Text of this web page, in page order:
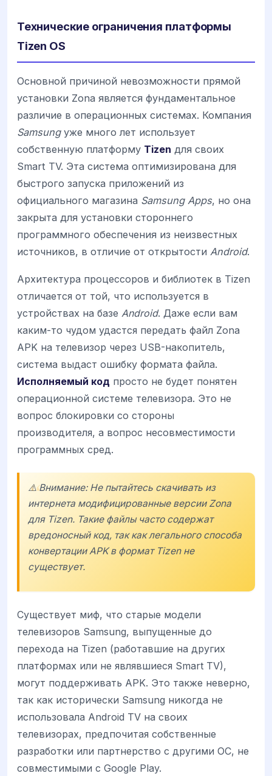
Технические ограничения платформы
Tizen OS
Основной причиной невозможности прямой
установки Zona является фундаментальное
различие в операционных системах. Компания
Samsungуже много лет использует
собственную платформу Tizen для своих
Smart TV. Эта система оптимизирована для
быстрого запуска приложений из
официального магазина Samsung Apps, но она
закрыта для установки стороннего
программного обеспечения из неизвестных
источников, в отличие от открытости Android.
Архитектура процессоров и библиотек в Tizen
отличается от той, что используется в
устройствах на базе Android. Даже если вам
каким-то чудом удастся передать файл Zona
APK на телевизор через USB-накопитель,
система выдаст ошибку формата файла.
Исполняемый код просто не будет понятен
операционной системе телевизора. Это не
вопрос блокировки со стороны
производителя, а вопрос несовместимости
программных сред.
⚠️ Внимание: Не пытайтесь скачивать из
интернета модифицированные версии Zona
для Tizen. Такие файлы часто содержат
вредоносный код, так как легального способа
конвертации APK в формат Tizen не
существует.
Существует миф, что старые модели
телевизоров Samsung, выпущенные до
перехода на Tizen (работавшие на других
платформах или не являвшиеся Smart TV),
могут поддерживать APK. Это также неверно,
так как исторически Samsung никогда не
использовала Android TV на своих
телевизорах, предпочитая собственные
разработки или партнерство с другими ОС, не
совместимыми с Google Play.